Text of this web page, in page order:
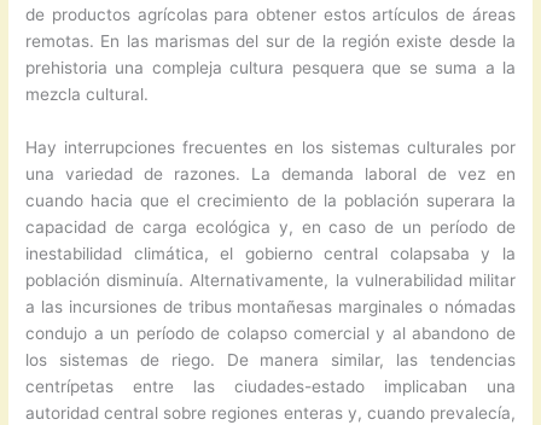
de productos agrícolas para obtener estos artículos de áreas
remotas. En las marismas del sur de la región existe desde la
prehistoria una compleja cultura pesquera que se suma a la
mezcla cultural.
Hay interrupciones frecuentes en los sistemas culturales por
una variedad de razones. La demanda laboral de vez en
cuando hacia que el crecimiento de la población superara la
capacidad de carga ecológica y, en caso de un período de
inestabilidad climática, el gobierno central colapsaba y la
población disminuía. Alternativamente, la vulnerabilidad militar
a las incursiones de tribus montañesas marginales o nómadas
condujo a un período de colapso comercial y al abandono de
los sistemas de riego. De manera similar, las tendencias
centrípetas entre las ciudades-estado implicaban una
autoridad central sobre regiones enteras y, cuando prevalecía,